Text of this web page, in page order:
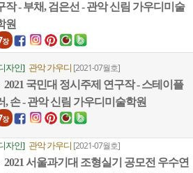
작 - 부채, 검은선 - 관악 신림 가우디미술
원
장
자인] 관악 가우디 [2021-07월호]
2021 국민대 정시주제 연구작 - 스테이플
, 손 - 관악 신림 가우디미술학원
장
자인] 관악 가우디 [2021-07월호]
2021 서울과기대 조형실기 공모전 우수연